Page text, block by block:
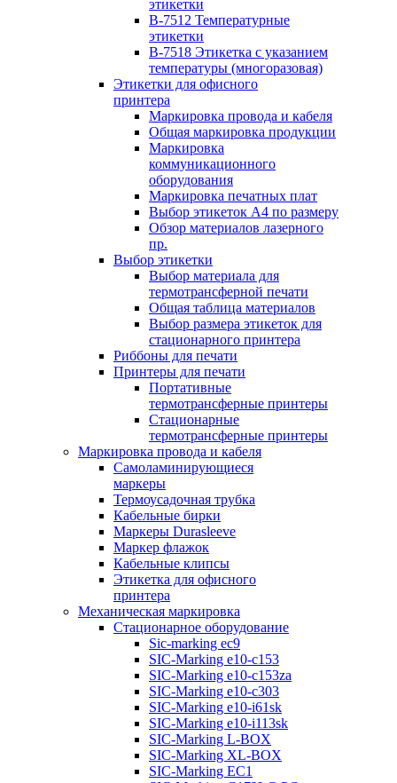
этикетки
B-7512 Температурные
этикетки
B-7518 Этикетка с указанием
температуры (многоразовая)
Этикетки для офисного
принтера
Маркировка провода и кабеля
Общая маркировка продукции
Маркировка
коммуникационного
оборудования
Маркировка печатных плат
Выбор этикеток А4 по размеру
Обзор материалов лазерного
пр.
Выбор этикетки
Выбор материала для
термотрансферной печати
Общая таблица материалов
Выбор размера этикеток для
стационарного принтера
Риббоны для печати
Принтеры для печати
Портативные
термотрансферные принтеры
Стационарные
термотрансферные принтеры
Маркировка провода и кабеля
Самоламинирующиеся
маркеры
Термоусадочная трубка
Кабельные бирки
Маркеры Durasleeve
Маркер флажок
Кабельные клипсы
Этикетка для офисного
принтера
Механическая маркировка
Стационарное оборудование
Sic-marking ec9
SIC-Marking e10-c153
SIC-Marking e10-c153za
SIC-Marking e10-c303
SIC-Marking e10-i61sk
SIC-Marking e10-i113sk
SIC-Marking L-BOX
SIC-Marking XL-BOX
SIC-Marking EC1